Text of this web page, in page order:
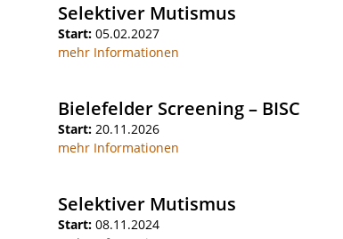
Selektiver Mutismus
Start:05.02.2027
mehr Informationen
Bielefelder Screening – BISC
Start:20.11.2026
mehr Informationen
Selektiver Mutismus
Start:08.11.2024